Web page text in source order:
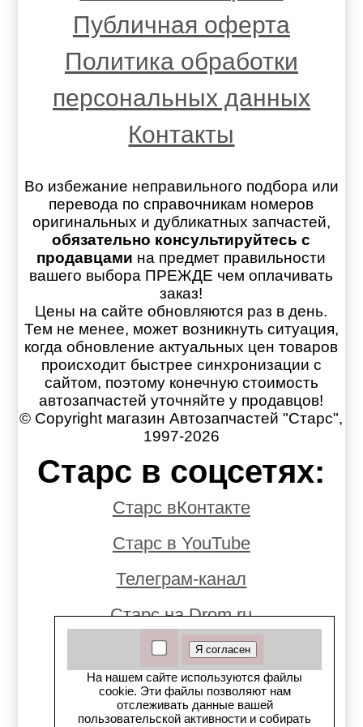
Публичная оферта
Политика обработки
персональных данных
Контакты
Во избежание неправильного подбора или
перевода по справочникам номеров
оригинальных и дубликатных запчастей,
обязательно консультируйтесь с
продавцами на предмет правильности
вашего выбора ПРЕЖДЕ чем оплачивать
заказ!
Цены на сайте обновляются раз в день.
Тем не менее, может возникнуть ситуация,
когда обновление актуальных цен товаров
происходит быстрее синхронизации с
сайтом, поэтому конечную стоимость
автозапчастей уточняйте у продавцов!
© Copyright магазин Автозапчастей "Старс",
1997-2026
Старс в соцсетях:
Старс вКонтакте
Старс в YouTube
Телеграм-канал
Старс на Drom.ru
Старс в auto.ru
Старс в картах Яндекс
Старс в картах 2ГИС
На нашем сайте используются файлы
cookie. Эти файлы позволяют нам
отслеживать данные вашей
пользовательской активности и собирать